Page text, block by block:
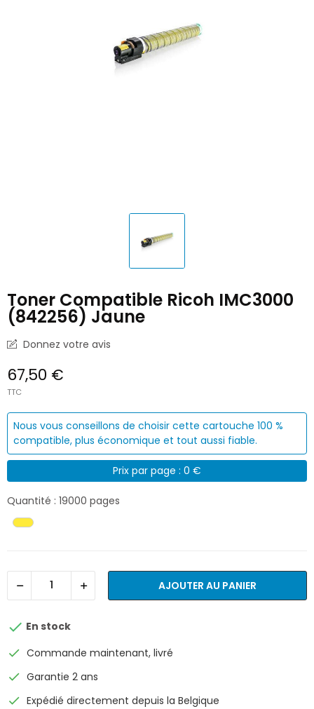
Toner Compatible Ricoh IMC3000
(842256) Jaune
Donnez votre avis
67,50 €
TTC
Nous vous conseillons de choisir cette cartouche 100 %
compatible, plus économique et tout aussi fiable.
Prix par page : 0 €
Quantité : 19000 pages
AJOUTER AU PANIER
 En stock
check Commande maintenant, livré
check Garantie 2 ans
check Expédié directement depuis la Belgique